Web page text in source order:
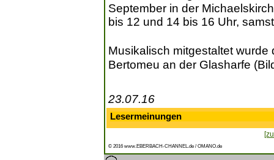
September in der
bis 12 und 14 bis 16 Uhr,
Musikalisch mitgestaltet
Bertomeu an der Glasharfe
23.07.16
Lesermeinungen
© 2016 www.EBERBACH-CHANNEL.de / OMANO.de